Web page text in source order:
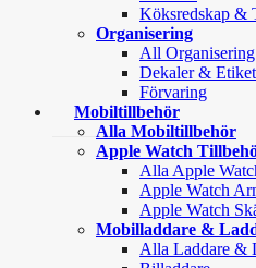
Köksredskap &
Organisering
All Organisering
Dekaler &
Förvaring
Mobiltillbehör
Alla Mobiltillbehör
Apple Watch
Alla Apple
Apple Watch
Apple Watch
Mobilladdare &
Alla Laddare &